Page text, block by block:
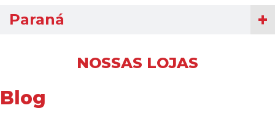
Paraná
NOSSAS LOJAS
Blog